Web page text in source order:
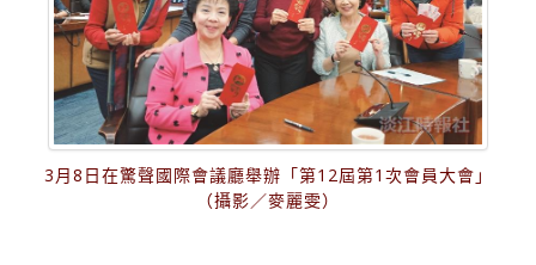
3月8日在驚聲國際會議廳舉辦「第12屆第1次會員大會」
（攝影／麥麗雯）